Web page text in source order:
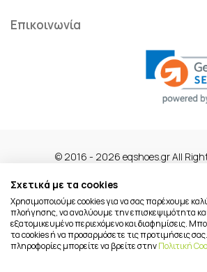
Επικοινωνία
© 2016 - 2026 eqshoes.gr All
Σχετικά με τα cookies
Χρησιμοποιούμε cookies για να σας παρέχουμε
πλοήγησης, να αναλύουμε την επισκεψιμότητα
εξατομικευμένο περιεχόμενο και διαφημίσεις.
τα cookies ή να προσαρμόσετε τις προτιμήσεις
πληροφορίες μπορείτε να βρείτε στηνΠολιτική